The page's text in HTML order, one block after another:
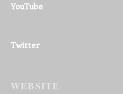
YouTube
Twitter
WEBSITE